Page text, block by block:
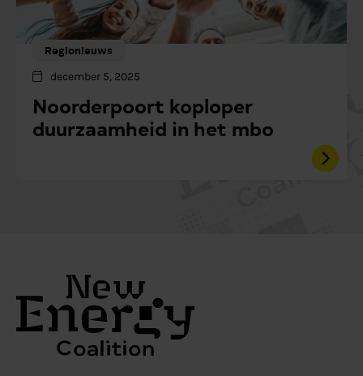
Regionieuws
december 5, 2025
Noorderpoort koploper
duurzaamheid in het mbo